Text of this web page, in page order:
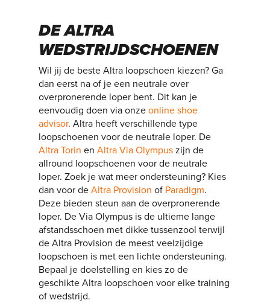
DE ALTRA
WEDSTRIJDSCHOENEN
Wil jij de beste Altra loopschoen kiezen? Ga
dan eerst na of je een neutrale over
overpronerende loper bent. Dit kan je
eenvoudig doen via onzeonline shoe
advisor. Altra heeft verschillende type
loopschoenen voor de neutrale loper. De
Altra Torin enAltra Via Olympus zijn de
allround loopschoenen voor de neutrale
loper. Zoek je wat meer ondersteuning? Kies
dan voor deAltra Provision of Paradigm.
Deze bieden steun aan de overpronerende
loper. De Via Olympus is de ultieme lange
afstandsschoen met dikke tussenzool terwijl
de Altra Provision de meest veelzijdige
loopschoen is met een lichte ondersteuning.
Bepaal je doelstelling en kies zo de
geschikte Altra loopschoen voor elke training
of wedstrijd.